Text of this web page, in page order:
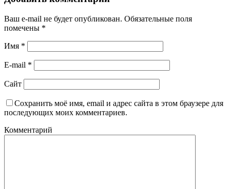
Ваш e-mail не будет опубликован. Обязательные поля
помечены *
Имя *
E-mail *
Сайт
Сохранить моё имя, email и адрес сайта в этом браузере для
последующих моих комментариев.
Комментарий